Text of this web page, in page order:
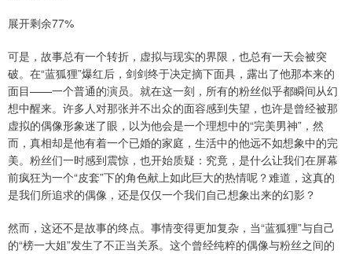
展开剩余77%
可是，故事总有一个转折，虚拟与现实的界限，也总有一天会被突
破。在“蓝狐狸”爆红后，剑剑终于决定摘下面具，露出了他那本来的
面目——一个普通的演员。就在这一刻，所有的粉丝似乎都瞬间从幻
想中醒来。许多人对那张并不出众的面容感到失望，也许是曾经被那
虚拟的偶像形象迷了眼，以为他会是一个理想中的“完美男神”，然
而，真相却是他有着一个已婚的家庭，生活中的他远不如想象中的完
美。粉丝们一时感到震惊，也开始质疑：究竟，是什么让我们在屏幕
前疯狂为一个“皮套”下的角色献上如此巨大的热情呢？难道，这真的
是我们所追求的偶像，还是仅仅一个我们自己想象出来的幻影？
然而，这还不是故事的终点。事情变得更加复杂，当“蓝狐狸”与自己
的“榜一大姐”发生了不正当关系。这个曾经纯粹的偶像与粉丝之间的